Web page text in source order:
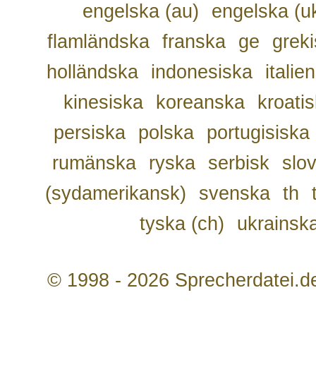
engelska (au)
engelska
flamländska franska ge
holländska
indonesiska
kinesiska
koreanska
persiska
polska
portugisiska
rumänska
ryska serbisk
(sydamerikansk)
svenska th
tyska (ch)
© 1998 - 2026